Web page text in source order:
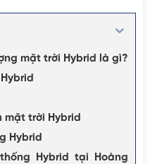
mặt trời Hybrid là gì?
mặt trời Hybrid
Hybrid
Hybrid tại Hoàng